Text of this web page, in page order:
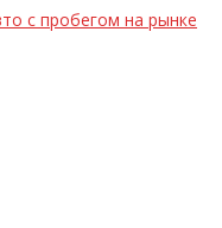
с пробегом на рынке